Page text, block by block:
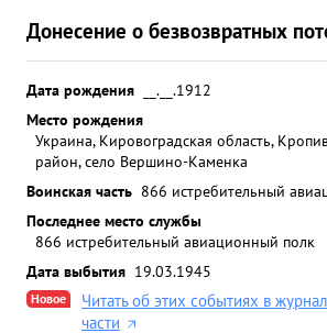
Донесение о безвозвратных
Дата рождения
__.__.1912
Место рождения
Украина, Кировоградская область,
район, село Вершино-Каменка
Воинская часть 866 истребительный
Последнее место службы
866 истребительный авиационный полк
Дата выбытия 19.03.1945
Новое
Читать об этих событиях в
части